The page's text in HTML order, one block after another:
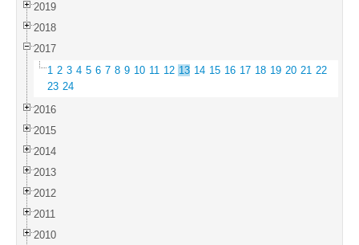
2019
2018
2017
1 2 3 4 5 6 7 8 9 10 11 12 13 14 15 16 17 18 19 20 21 22
23 24
2016
2015
2014
2013
2012
2011
2010